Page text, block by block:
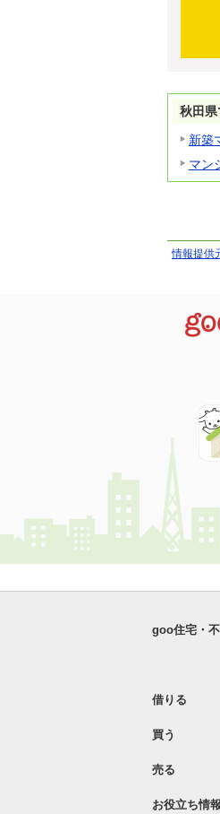
秋田
新築
マン
情報提供
goo住宅・
借りる
買う
売る
お役立ち情報